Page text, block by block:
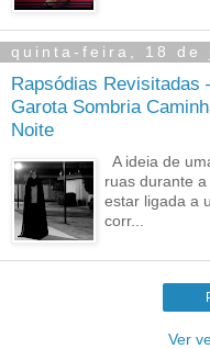
quinta-feira, 18 de
Rapsódias Revisitadas
Garota Sombria
Noite
A ideia de
ruas durante
estar ligada a
corr...
Ver